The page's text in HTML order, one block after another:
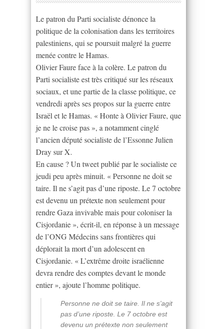
Le patron du Parti socialiste dénonce la
politique de la colonisation dans les territoires
palestiniens, qui se poursuit malgré la guerre
menée contre le Hamas.
Olivier Faure face à la colère. Le patron du
Parti socialiste est très critiqué sur les réseaux
sociaux, et une partie de la classe politique, ce
vendredi après ses propos sur la guerre entre
Israël et le Hamas. « Honte à Olivier Faure, que
je ne le croise pas », a notamment cinglé
l’ancien député socialiste de l’Essonne Julien
Dray sur X.
En cause ? Un tweet publié par le socialiste ce
jeudi peu après minuit. « Personne ne doit se
taire. Il ne s’agit pas d’une riposte. Le 7 octobre
est devenu un prétexte non seulement pour
rendre Gaza invivable mais pour coloniser la
Cisjordanie », écrit-il, en réponse à un message
de l’ONG Médecins sans frontières qui
déplorait la mort d’un adolescent en
Cisjordanie. « L’extrême droite israélienne
devra rendre des comptes devant le monde
entier », ajoute l’homme politique.
Personne ne doit se taire. Il ne s’agit
pas d’une riposte. Le 7 octobre est
devenu un prétexte non seulement